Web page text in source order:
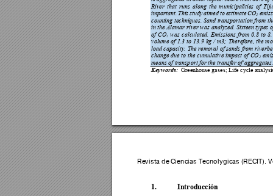
River that runs along the municipalities of
important. This study aimedto estimate CO2 emi
counting techniques. Sand transportation from
in the Alamar river was analyzed. Sixteen types
of CO2 was calculated. Emissions from 0.8 to
volume of 1.3 to 13.9 kg / m3; Therefore, the
load capacity. The removal of sands from rive
change due to the cumulative impact of CO2
means of transport for the transfer of aggregates
Keywords: Greenhouse gases; Life cycle
Revista de Ciencias Tecnológicas (RECIT).
1. Introducción